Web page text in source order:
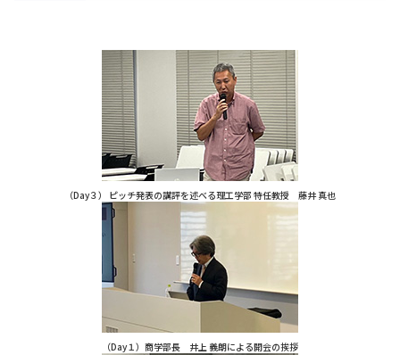
（Day３） ピッチ発表の講評を述べる理工学部 特任教授 藤井 真也
（Day１）商学部長 井上 義朗による開会の挨拶